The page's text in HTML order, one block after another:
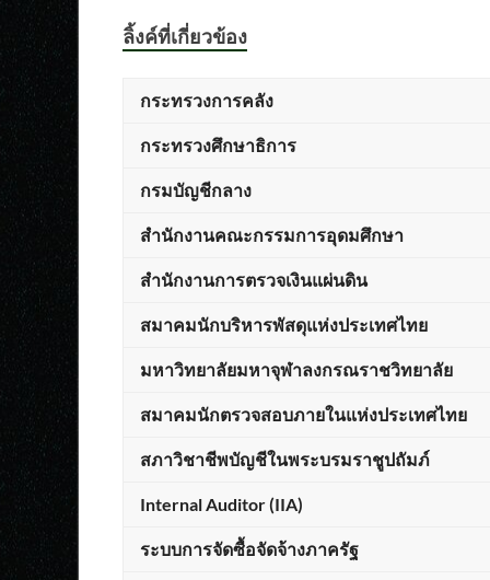
ลิ้งค์ที่เกี่ยวข้อง
กระทรวงการคลัง
กระทรวงศึกษาธิการ
กรมบัญชีกลาง
สำนักงานคณะกรรมการอุดมศึกษา
สำนักงานการตรวจเงินแผ่นดิน
สมาคมนักบริหารพัสดุแห่งประเทศไทย
มหาวิทยาลัยมหาจุฬาลงกรณราชวิทยาลัย
สมาคมนักตรวจสอบภายในแห่งประเทศไทย
สภาวิชาชีพบัญชีในพระบรมราชูปถัมภ์
Internal Auditor (IIA)
ระบบการจัดซื้อจัดจ้างภาครัฐ